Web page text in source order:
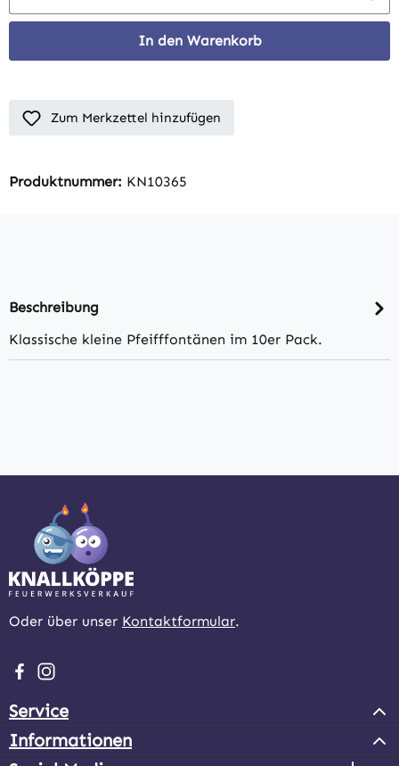
In den Warenkorb
Zum Merkzettel hinzufügen
Produktnummer: KN10365
Beschreibung
Klassische kleine Pfeifffontänen im 10er Pack.
Oder über unser Kontaktformular.
Besuche uns auf Facebook – öffnet in neuem Tab
Schau auf Instagram vorbei – öffnet in neuem Tab
Service
Informationen